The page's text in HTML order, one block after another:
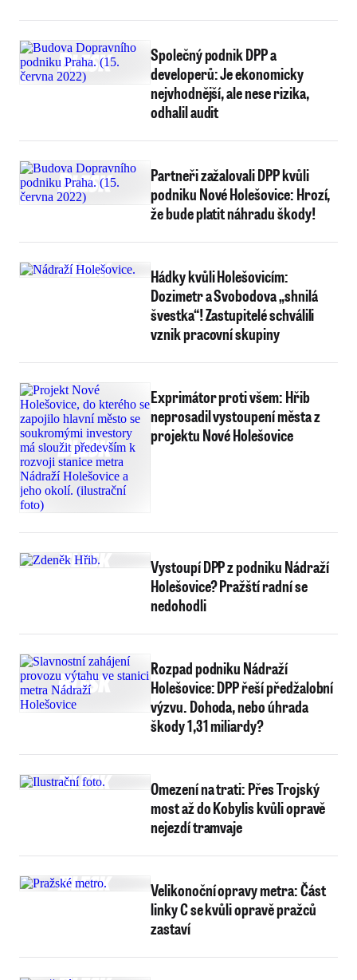
Společný podnik DPP a
developerů: Je ekonomicky
nejvhodnější, ale nese rizika,
odhalil audit
Partneři zažalovali DPP kvůli
podniku Nové Holešovice: Hrozí,
že bude platit náhradu škody!
Hádky kvůli Holešovicím:
Dozimetr a Svobodova „shnilá
švestka“! Zastupitelé schválili
vznik pracovní skupiny
Exprimátor proti všem: Hřib
neprosadil vystoupení města z
projektu Nové Holešovice
Vystoupí DPP z podniku Nádraží
Holešovice? Pražští radní se
nedohodli
Rozpad podniku Nádraží
Holešovice: DPP řeší předžalobní
výzvu. Dohoda, nebo úhrada
škody 1,31 miliardy?
Omezení na trati: Přes Trojský
most až do Kobylis kvůli opravě
nejezdí tramvaje
Velikonoční opravy metra: Část
linky C se kvůli opravě pražců
zastaví